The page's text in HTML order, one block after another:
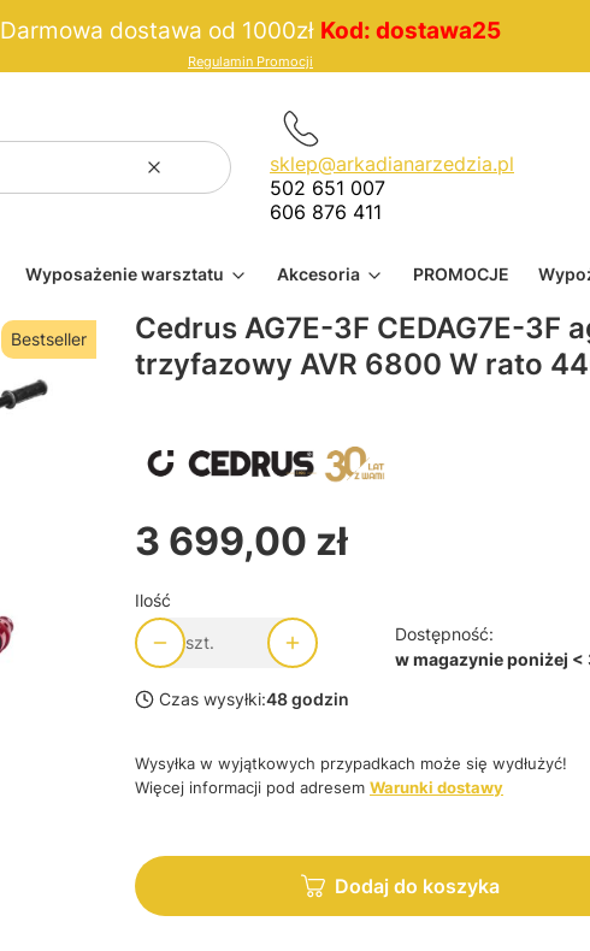
Darmowa dostawa od 1000zł Kod: dostawa25
Regulamin Promocji
WyczyśćSzukaj
sklep@arkadianarzedzia.pl
502 651 007
606 876 411
Wyposażenie warsztatu Akcesoria PROMOCJE
Bestseller
Cedrus AG7E-3F CEDAG7E-
trzyfazowy AVR 6800 W rato
Cena
3 699,00 zł
Ilość
szt.
Dostępność:
w magazynie poniżej <
Czas wysyłki:48 godzin
Wysyłka w wyjątkowych przypadkach może się wydłużyć!
Więcej informacji pod adresem Warunki dostawy
Dodaj do koszyka